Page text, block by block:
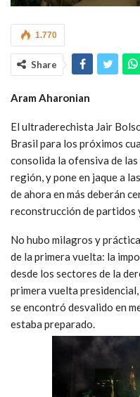
1.770
Share
Aram Aharonian
El ultraderechista Jair
Brasil para los próximos
consolida la ofensiva de
región, y pone en jaque a
de ahora en más deberán
reconstrucción de partidos
No hubo milagros y
de la primera vuelta: la
desde los sectores de la
primera vuelta
se encontró desvalido en
estaba preparado.